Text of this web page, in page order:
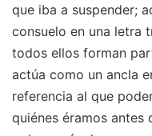
que iba a suspender;
consuelo en una letra
todos ellos forman
actúa como un ancla
referencia al que
quiénes éramos antes